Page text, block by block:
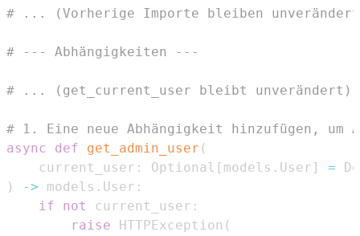
# ... (Vorherige Importe bleiben
# --- Abhängigkeiten ---
# ... (get_current_user bleibt
# 1. Eine neue Abhängigkeit hinzufügen, um
async
def get_admin_user (
    current_user
: Optional [ models . User ] =
)
-> models . User :
if
not current_user :
raise HTTPException (